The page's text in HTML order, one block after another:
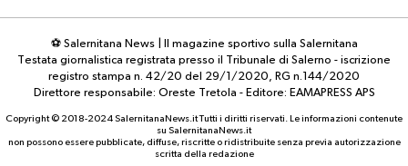
⚽ Salernitana News | Il magazine sportivo sulla Salernitana
Testata giornalistica registrata presso il Tribunale di Salerno - iscrizione
registro stampa n. 42/20 del 29/1/2020, RG n.144/2020
Direttore responsabile: Oreste Tretola - Editore: EAMAPRESS APS
Copyright © 2018-2024 SalernitanaNews.it Tutti i diritti riservati. Le informazioni contenute
su SalernitanaNews.it
non possono essere pubblicate, diffuse, riscritte o ridistribuite senza previa autorizzazione
scritta della redazione